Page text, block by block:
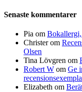
Senaste kommentarer
Pia om
Christerom
Olsen
Tina Lövgren om
Robert W om Ge
Elizabeth om